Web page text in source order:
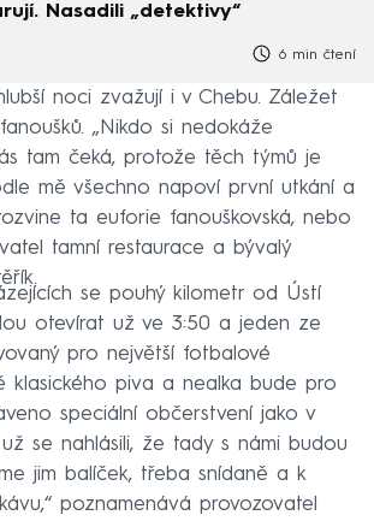
Nasadili „detektivy“
6 min čtení
noci zvažují i v Chebu. Záležet
„Nikdo si nedokáže
tam čeká, protože těch týmů je
mě všechno napoví první utkání a
ta euforie fanouškovská, nebo
tamní restaurace a bývalý
se pouhý kilometr od Ústí
otevírat už ve 3:50 a jeden ze
pro největší fotbalové
klasického piva a nealka bude pro
speciální občerstvení jako v
už se nahlásili, že tady s námi budou
jim balíček, třeba snídaně a k
poznamenává provozovatel